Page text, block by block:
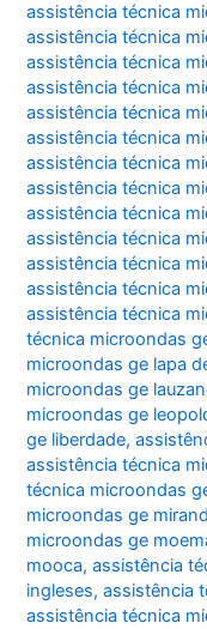
assistência técnica
assistência técnica
assistência técnica
assistência técnica
assistência técnica
assistência técnica
assistência técnica
assistência técnica
assistência técnica
assistência técnica
assistência técnica
assistência técnica
assistência técnica
técnica microondas
microondas ge lapa
microondas ge
microondas ge
ge liberdade,
assistência técnica
técnica microondas
microondas ge
microondas ge
mooca,assistência
ingleses,assistência
assistência técnica